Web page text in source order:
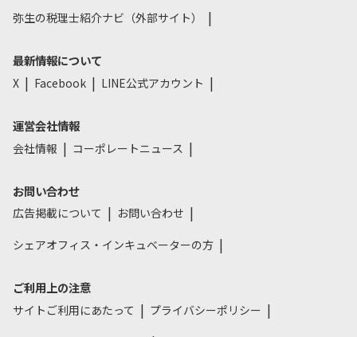
弥生の税理士紹介ナビ（外部サイト）
最新情報について
X Facebook LINE公式アカウント
運営会社情報
会社情報 コーポレートニュース
お問い合わせ
広告掲載について
お問い合わせ
シェアオフィス・インキュベーターの方
ご利用上の注意
サイトご利用にあたって
プライバシーポリシー